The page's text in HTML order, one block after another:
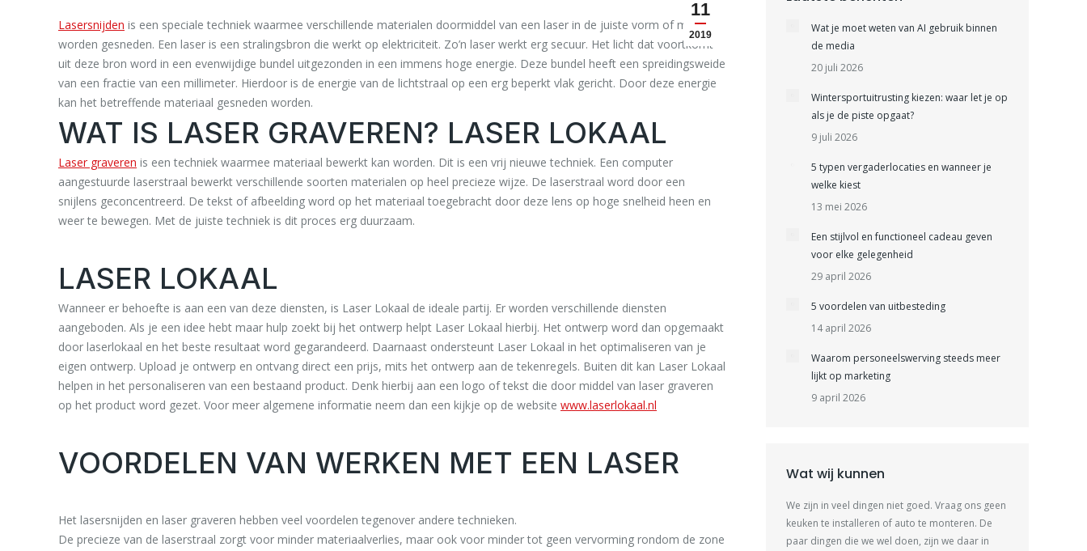
11
2019
Lasersnijden is een speciale techniek waarmee verschillende materialen doormiddel van een laser in de juiste vorm of maat
worden gesneden. Een laser is een stralingsbron die werkt op elektriciteit. Zo’n laser werkt erg secuur. Het licht dat voortkomt
uit deze bron word in een evenwijdige bundel uitgezonden in een immens hoge energie. Deze bundel heeft een spreidingsweide
van een fractie van een millimeter. Hierdoor is de energie van de lichtstraal op een erg beperkt vlak gericht. Door deze energie
kan het betreffende materiaal gesneden worden.
WAT IS LASER GRAVEREN? LASER LOKAAL
Laser graveren is een techniek waarmee materiaal bewerkt kan worden. Dit is een vrij nieuwe techniek. Een computer
aangestuurde laserstraal bewerkt verschillende soorten materialen op heel precieze wijze. De laserstraal word door een
snijlens geconcentreerd. De tekst of afbeelding word op het materiaal toegebracht door deze lens op hoge snelheid heen en
weer te bewegen. Met de juiste techniek is dit proces erg duurzaam.
LASER LOKAAL
Wanneer er behoefte is aan een van deze diensten, is Laser Lokaal de ideale partij. Er worden verschillende diensten
aangeboden. Als je een idee hebt maar hulp zoekt bij het ontwerp helpt Laser Lokaal hierbij. Het ontwerp word dan opgemaakt
door laserlokaal en het beste resultaat word gegarandeerd. Daarnaast ondersteunt Laser Lokaal in het optimaliseren van je
eigen ontwerp. Upload je ontwerp en ontvang direct een prijs, mits het ontwerp aan de tekenregels. Buiten dit kan Laser Lokaal
helpen in het personaliseren van een bestaand product. Denk hierbij aan een logo of tekst die door middel van laser graveren
op het product word gezet. Voor meer algemene informatie neem dan een kijkje op de website www.laserlokaal.nl
VOORDELEN VAN WERKEN MET EEN LASER
Het lasersnijden en laser graveren hebben veel voordelen tegenover andere technieken.
De precieze van de laserstraal zorgt voor minder materiaalverlies, maar ook voor minder tot geen vervorming rondom de zone
Wat je moet weten van AI gebruik binnen
de media
20 juli 2026
Wintersportuitrusting kiezen: waar let je op
als je de piste opgaat?
9 juli 2026
5 typen vergaderlocaties en wanneer je
welke kiest
13 mei 2026
Een stijlvol en functioneel cadeau geven
voor elke gelegenheid
29 april 2026
5 voordelen van uitbesteding
14 april 2026
Waarom personeelswerving steeds meer
lijkt op marketing
9 april 2026
Wat wij kunnen
We zijn in veel dingen niet goed. Vraag ons geen
keuken te installeren of auto te monteren. De
paar dingen die we wel doen, zijn we daar in